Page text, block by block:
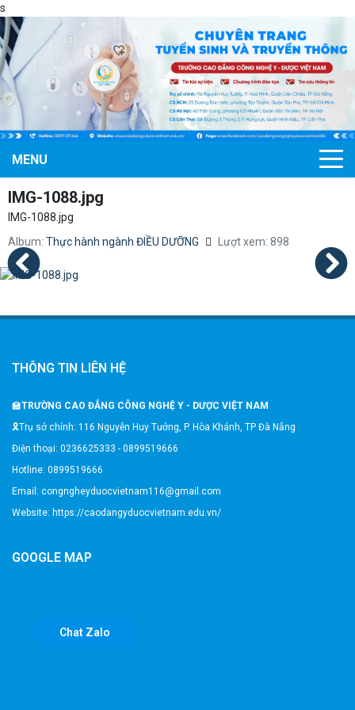
s
MENU
IMG-1088.jpg
IMG-1088.jpg
Album: Thực hành ngành ĐIỀU DƯỠNG Lượt xem: 898
THÔNG TIN LIÊN HỆ
🏫TRƯỜNG CAO ĐẲNG CÔNG NGHỆ Y - DƯỢC VIỆT NAM
🎗️Trụ sở chính: 116 Nguyễn Huy Tưởng, P. Hòa Khánh, TP Đà Nẵng
Điện thoại: 0236625333 - 0899519666
Hotline: 0899519666
Email: congngheyduocvietnam116@gmail.com
Website: https://caodangyduocvietnam.edu.vn/
GOOGLE MAP
Chat Zalo